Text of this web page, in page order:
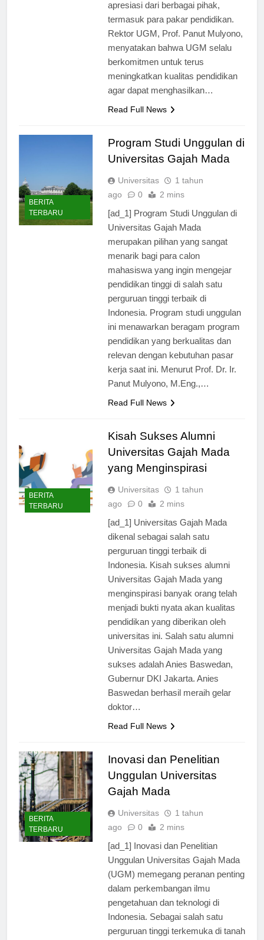
apresiasi dari berbagai pihak,
termasuk para pakar pendidikan.
Rektor UGM, Prof. Panut Mulyono,
menyatakan bahwa UGM selalu
berkomitmen untuk terus
meningkatkan kualitas pendidikan
BERITA
TERBARU
Program Studi Unggulan di
Universitas Gajah Mada
Universitas
1 tahun
[ad_1] Program Studi Unggulan di
Universitas Gajah Mada
merupakan pilihan yang sangat
menarik bagi para calon
mahasiswa yang ingin mengejar
pendidikan tinggi di salah satu
perguruan tinggi terbaik di
Indonesia. Program studi unggulan
ini menawarkan beragam program
pendidikan yang berkualitas dan
relevan dengan kebutuhan pasar
kerja saat ini. Menurut Prof. Dr. Ir.
BERITA
Kisah Sukses Alumni
Universitas Gajah Mada
yang Menginspirasi
Universitas
1 tahun
[ad_1] Universitas Gajah Mada
dikenal sebagai salah satu
perguruan tinggi terbaik di
Indonesia. Kisah sukses alumni
Universitas Gajah Mada yang
menginspirasi banyak orang telah
menjadi bukti nyata akan kualitas
pendidikan yang diberikan oleh
universitas ini. Salah satu alumni
Universitas Gajah Mada yang
sukses adalah Anies Baswedan,
Gubernur DKI Jakarta. Anies
Baswedan berhasil meraih gelar
BERITA
TERBARU
Inovasi dan Penelitian
Unggulan Universitas
Gajah Mada
Universitas
1 tahun
[ad_1] Inovasi dan Penelitian
Unggulan Universitas Gajah Mada
(UGM) memegang peranan penting
dalam perkembangan ilmu
pengetahuan dan teknologi di
Indonesia. Sebagai salah satu